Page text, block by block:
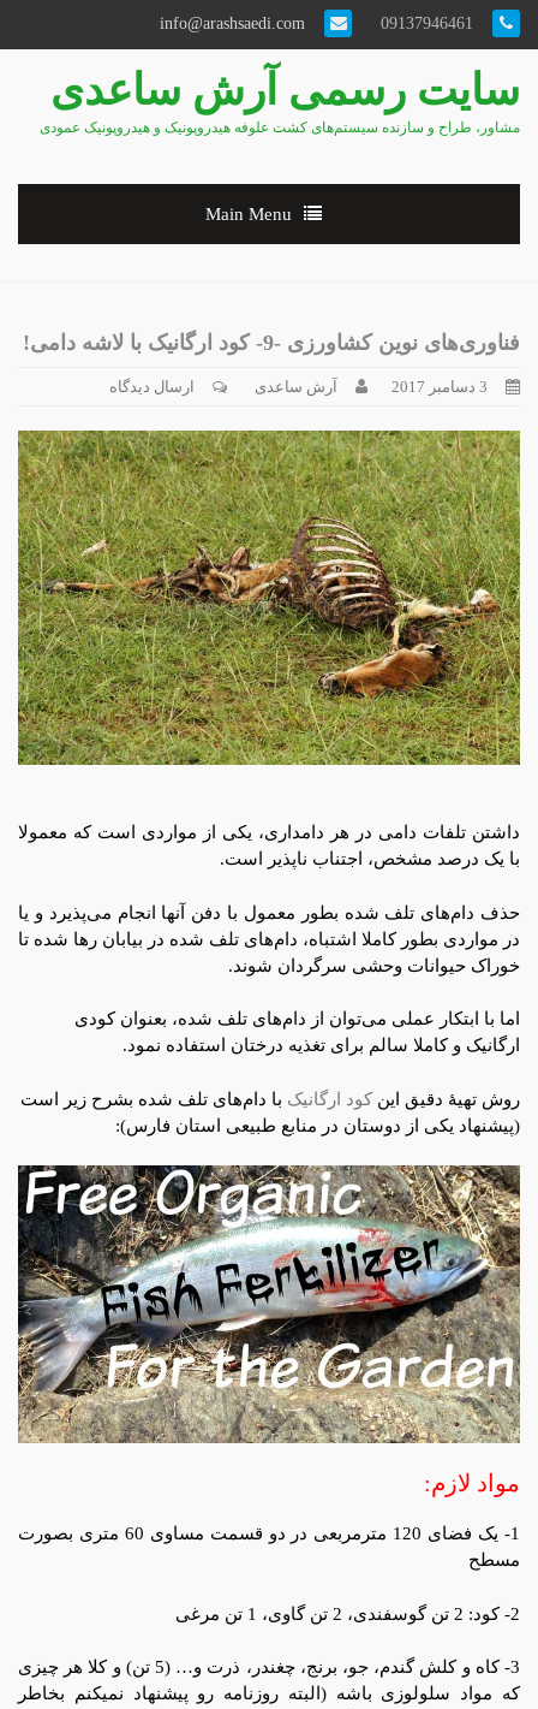
سایت رسمی آرش ساعدی
مشاور، طراح و سازنده سیستم‌های کشت علوفه هیدروپونیک و هیدروپونیک عمودی
Main Menu
فناوری‌های نوین کشاورزی -9- کود ارگانیک با لاشه دامی!
3 دسامبر 2017 آرش ساعدی ارسال دیدگاه
داشتن تلفات دامی در هر دامداری، یکی از مواردی است که معمولا
با یک درصد مشخص، اجتناب ناپذیر است.
حذف دام‌های تلف شده بطور معمول با دفن آنها انجام می‌پذیرد و یا
در مواردی بطور کاملا اشتباه، دام‌های تلف شده در بیابان رها شده تا
خوراک حیوانات وحشی سرگردان شوند.
اما با ابتکار عملی می‌توان از دام‌های تلف شده، بعنوان کودی
ارگانیک و کاملا سالم برای تغذیه درختان استفاده نمود.
روش تهیۀ دقیق این کود ارگانیک با دام‌های تلف شده بشرح زیر است
(پیشنهاد یکی از دوستان در منابع طبیعی استان فارس):
مواد لازم:
1- یک فضای 120 مترمربعی در دو قسمت مساوی 60 متری بصورت
مسطح
2- کود: 2 تن گوسفندی، 2 تن گاوی، 1 تن مرغی
3- کاه و کلش گندم، جو، برنج، چغندر، ذرت و… (5 تن) و کلا هر چیزی
که مواد سلولوزی باشه (البته روزنامه رو پیشنهاد نمیکنم بخاطر